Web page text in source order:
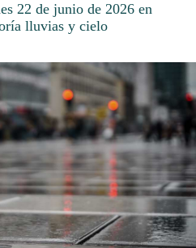
22 de junio de 2026 en
lluvias y cielo